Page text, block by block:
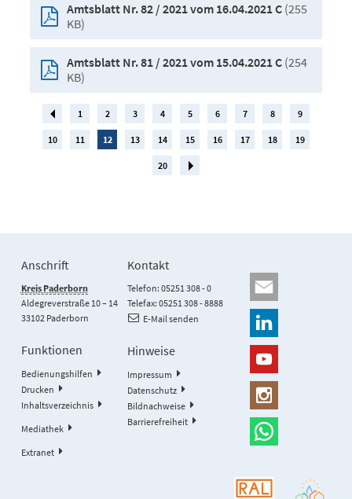
Amtsblatt Nr. 82 / 2021 vom 16.04.2021 C(255
KB)
Amtsblatt Nr. 81 / 2021 vom 15.04.2021 C(254
KB)
1 2 3 4 5 6 7 8 9
10 11 12 13 14 15 16 17 18 19
20
Anschrift
Kreis Paderborn
Aldegreverstraße 10 – 14
33102 Paderborn
Kontakt
Telefon: 05251 308 - 0
Telefax: 05251 308 - 8888
E-Mail senden
Funktionen
Bedienungshilfen
Drucken
Inhaltsverzeichnis
Mediathek
Extranet
Hinweise
Impressum
Datenschutz
Bildnachweise
Barrierefreiheit